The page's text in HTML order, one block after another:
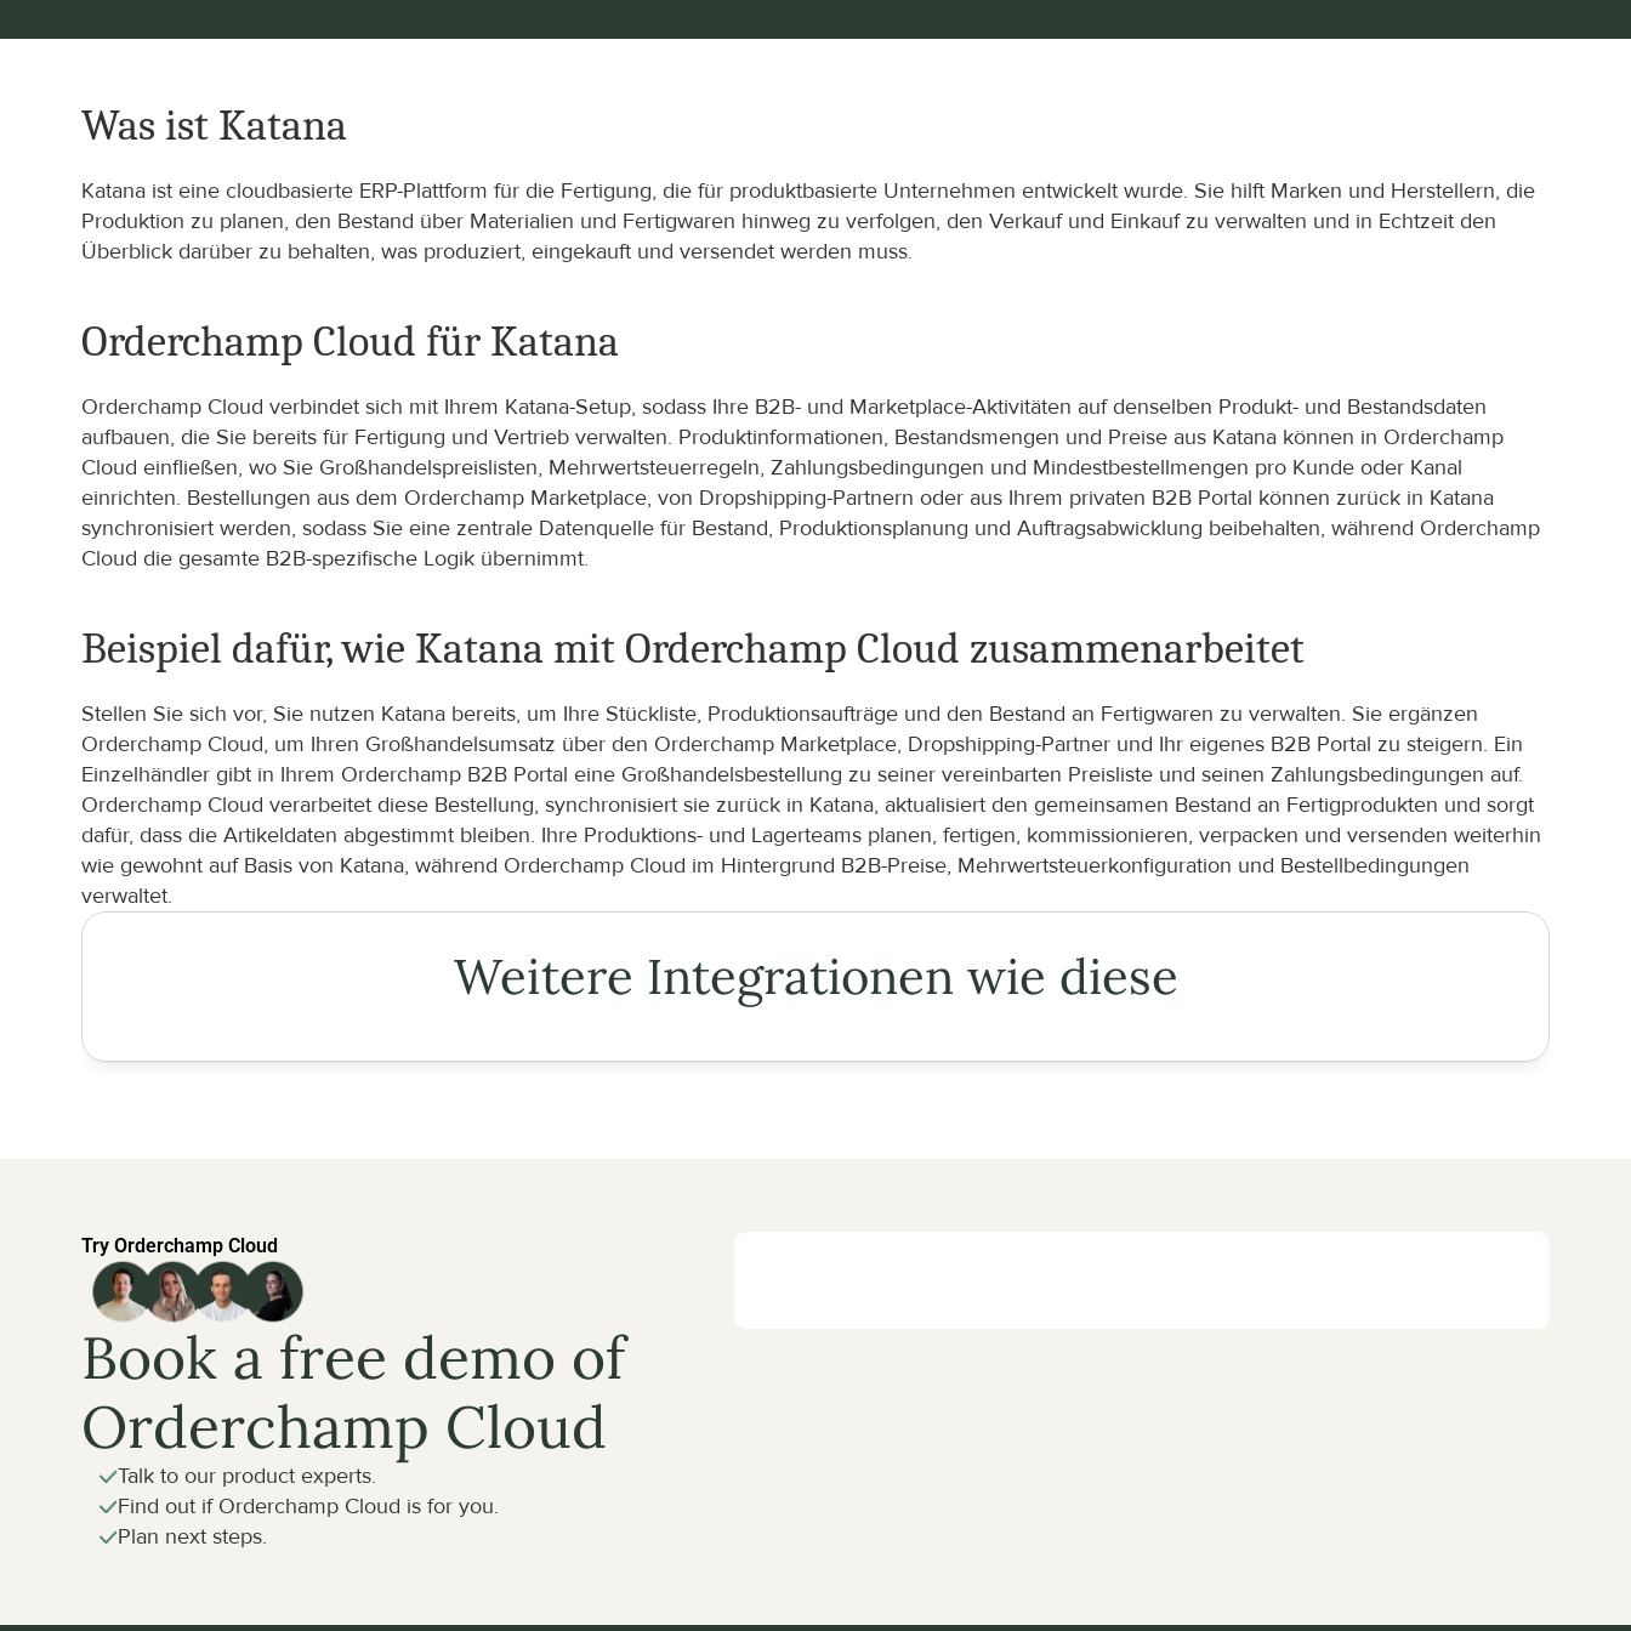
Was ist Katana
Katana ist eine cloudbasierte ERP-Plattform für die Fertigung, die für produktbasierte Unternehmen entwickelt wurde. Sie hilft Marken und Herstellern, die
Produktion zu planen, den Bestand über Materialien und Fertigwaren hinweg zu verfolgen, den Verkauf und Einkauf zu verwalten und in Echtzeit den
Überblick darüber zu behalten, was produziert, eingekauft und versendet werden muss.
Orderchamp Cloud für Katana
Orderchamp Cloud verbindet sich mit Ihrem Katana-Setup, sodass Ihre B2B- und Marketplace-Aktivitäten auf denselben Produkt- und Bestandsdaten
aufbauen, die Sie bereits für Fertigung und Vertrieb verwalten. Produktinformationen, Bestandsmengen und Preise aus Katana können in Orderchamp
Cloud einfließen, wo Sie Großhandelspreislisten, Mehrwertsteuerregeln, Zahlungsbedingungen und Mindestbestellmengen pro Kunde oder Kanal
einrichten. Bestellungen aus dem Orderchamp Marketplace, von Dropshipping-Partnern oder aus Ihrem privaten B2B Portal können zurück in Katana
synchronisiert werden, sodass Sie eine zentrale Datenquelle für Bestand, Produktionsplanung und Auftragsabwicklung beibehalten, während Orderchamp
Cloud die gesamte B2B-spezifische Logik übernimmt.
Beispiel dafür, wie Katana mit Orderchamp Cloud zusammenarbeitet
Stellen Sie sich vor, Sie nutzen Katana bereits, um Ihre Stückliste, Produktionsaufträge und den Bestand an Fertigwaren zu verwalten. Sie ergänzen
Orderchamp Cloud, um Ihren Großhandelsumsatz über den Orderchamp Marketplace, Dropshipping-Partner und Ihr eigenes B2B Portal zu steigern. Ein
Einzelhändler gibt in Ihrem Orderchamp B2B Portal eine Großhandelsbestellung zu seiner vereinbarten Preisliste und seinen Zahlungsbedingungen auf.
Orderchamp Cloud verarbeitet diese Bestellung, synchronisiert sie zurück in Katana, aktualisiert den gemeinsamen Bestand an Fertigprodukten und sorgt
dafür, dass die Artikeldaten abgestimmt bleiben. Ihre Produktions- und Lagerteams planen, fertigen, kommissionieren, verpacken und versenden weiterhin
wie gewohnt auf Basis von Katana, während Orderchamp Cloud im Hintergrund B2B-Preise, Mehrwertsteuerkonfiguration und Bestellbedingungen
verwaltet.
Weitere Integrationen wie diese
Try Orderchamp Cloud
Book a free demo of
Orderchamp Cloud
Talk to our product experts.
Find out if Orderchamp Cloud is for you.
Plan next steps.